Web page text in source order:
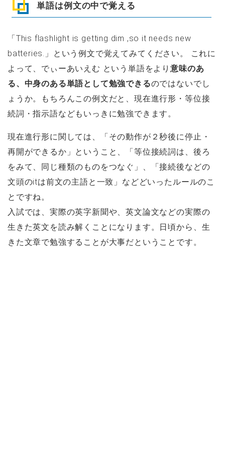
単語は例文の中で覚える
「This flashlight is getting dim ,so it needs new
batteries.」という例文で覚えてみてください。 これに
よって、でぃーあいえむ という単語をより意味のあ
る、中身のある単語として勉強できるのではないでし
ょうか。もちろんこの例文だと、現在進行形・等位接
続詞・指示語などもいっきに勉強できます。
現在進行形に関しては、「その動作が２秒後に停止・
再開ができるか」ということ、「等位接続詞は、後ろ
をみて、同じ種類のものをつなぐ」、「接続後などの
文頭のitは前文の主語と一致」などどいったルールのこ
とですね。
入試では、実際の英字新聞や、英文論文などの実際の
生きた英文を読み解くことになります。日頃から、生
きた文章で勉強することが大事だということです。